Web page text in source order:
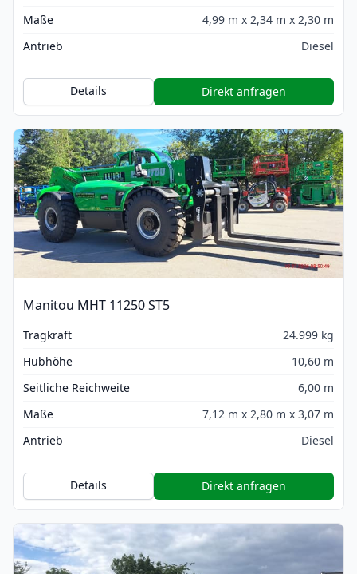
Maße
4,99 m x 2,34 m x 2,30 m
Antrieb
Diesel
Details Direkt anfragen
Manitou MHT 11250 ST5
Tragkraft
24.999 kg
Hubhöhe
10,60 m
Seitliche Reichweite
6,00 m
Maße
7,12 m x 2,80 m x 3,07 m
Antrieb
Diesel
Details Direkt anfragen